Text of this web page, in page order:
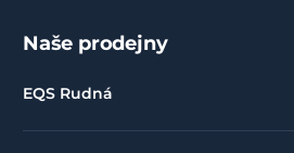
Naše prodejny
EQS Rudná